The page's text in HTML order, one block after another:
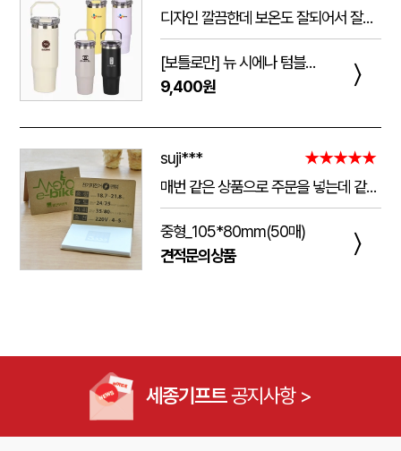
디자인 깔끔한데 보온도 잘되어서 잘쓰고 있습니다 선물용으로 좋네요 하단에 실리콘 밀림방지 없는건 좀 아쉽네요
[보틀로만] 뉴 시에나 텀블러 900ml
9,400원
〉
suji***
★★★★★
매번 같은 상품으로 주문을 넣는데 같은 품질로 받을 수 있어서 좋습니다. 배송 기간도 적당히 잘오는거 같아요. 앞으로도 계속 이용할꺼 같습니다. 지금과 같은 품질로 유지해주세요!!
중형_105*80mm(50매)
견적문의상품
〉
세종기프트공지사항 >